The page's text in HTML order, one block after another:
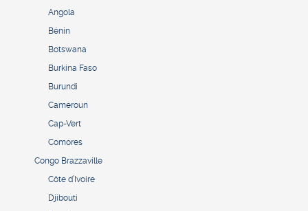
Angola
Bénin
Botswana
Burkina Faso
Burundi
Cameroun
Cap-Vert
Comores
Congo Brazzaville
Côte d’Ivoire
Djibouti